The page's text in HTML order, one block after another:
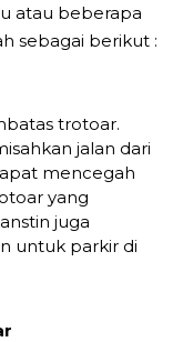
atau beberapa
sebagai berikut :
trotoar.
jalan dari
mencegah
yang
juga
untuk parkir di